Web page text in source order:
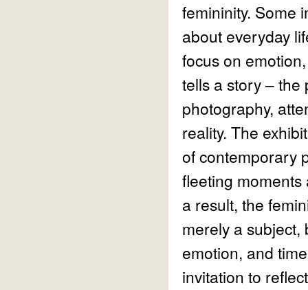
femininity. Some
about everyday
focus on
tells a story – the
photography,
reality. The
of contemporary
fleeting
a result, the
merely a subject,
emotion, and
invitation to